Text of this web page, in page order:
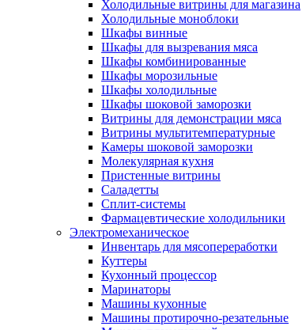
Холодильные витрины для магазина
Холодильные моноблоки
Шкафы винные
Шкафы для вызревания мяса
Шкафы комбинированные
Шкафы морозильные
Шкафы холодильные
Шкафы шоковой заморозки
Витрины для демонстрации мяса
Витрины мультитемпературные
Камеры шоковой заморозки
Молекулярная кухня
Пристенные витрины
Саладетты
Сплит-системы
Фармацевтические холодильники
Электромеханическое
Инвентарь для мясопереработки
Куттеры
Кухонный процессор
Маринаторы
Машины кухонные
Машины протирочно-резательные